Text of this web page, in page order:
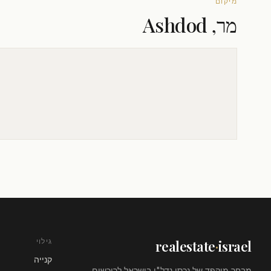
מר, Ashdod
realestate·israel גילוי
קנייה